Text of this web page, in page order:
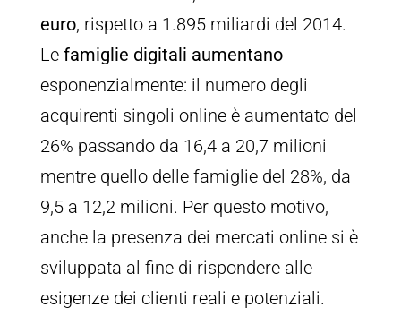
euro, rispetto a 1.895 miliardi del 2014.
Le famiglie digitali aumentano
esponenzialmente: il numero degli
acquirenti singoli online è aumentato del
26% passando da 16,4 a 20,7 milioni
mentre quello delle famiglie del 28%, da
9,5 a 12,2 milioni. Per questo motivo,
anche la presenza dei mercati online si è
sviluppata al fine di rispondere alle
esigenze dei clienti reali e potenziali.